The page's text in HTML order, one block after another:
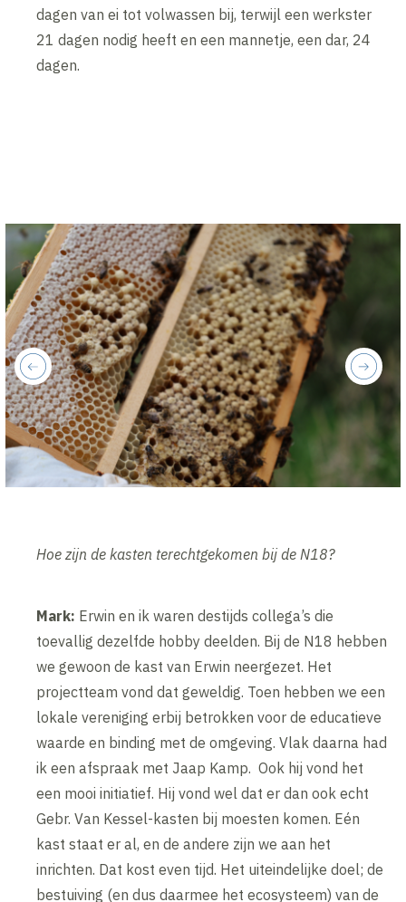
dagen van ei tot volwassen bij, terwijl een werkster
21 dagen nodig heeft en een mannetje, een dar, 24
dagen.
next
previous
Hoe zijn de kasten terechtgekomen bij de N18?
Mark: Erwin en ik waren destijds collega’s die
toevallig dezelfde hobby deelden. Bij de N18 hebben
we gewoon de kast van Erwin neergezet. Het
projectteam vond dat geweldig. Toen hebben we een
lokale vereniging erbij betrokken voor de educatieve
waarde en binding met de omgeving. Vlak daarna had
ik een afspraak met Jaap Kamp. Ook hij vond het
een mooi initiatief. Hij vond wel dat er dan ook echt
Gebr. Van Kessel-kasten bij moesten komen. Eén
kast staat er al, en de andere zijn we aan het
inrichten. Dat kost even tijd. Het uiteindelijke doel; de
bestuiving (en dus daarmee het ecosysteem) van de